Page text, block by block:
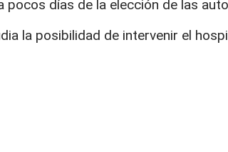
pocos días de la elección de las
la posibilidad de intervenir el